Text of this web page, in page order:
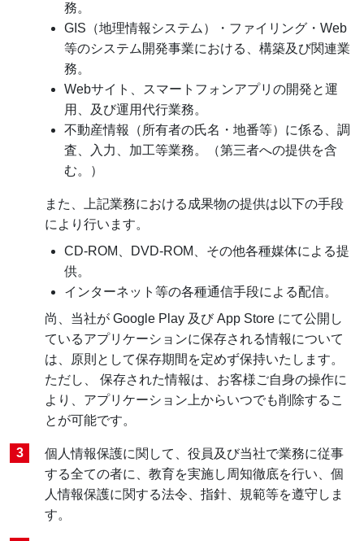
務。
GIS（地理情報システム）・ファイリング・Web
等のシステム開発事業における、構築及び関連業
務。
Webサイト、スマートフォンアプリの開発と運
用、及び運用代行業務。
不動産情報（所有者の氏名・地番等）に係る、調
査、入力、加工等業務。（第三者への提供を含
む。）
また、上記業務における成果物の提供は以下の手段
により行います。
CD-ROM、DVD-ROM、その他各種媒体による提
供。
インターネット等の各種通信手段による配信。
尚、当社が Google Play 及び App Store にて公開し
ているアプリケーションに保存される情報について
は、原則として保存期間を定めず保持いたします。
ただし、 保存された情報は、お客様ご自身の操作に
より、アプリケーション上からいつでも削除するこ
とが可能です。
個人情報保護に関して、役員及び当社で業務に従事
する全ての者に、教育を実施し周知徹底を行い、個
人情報保護に関する法令、指針、規範等を遵守しま
す。